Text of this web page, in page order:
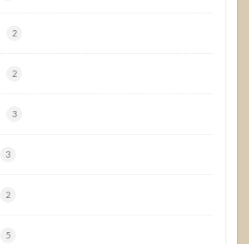
2
2
3
3
2
5